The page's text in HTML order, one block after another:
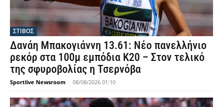
ΣΤΙΒΟΣ
Δανάη Μπακογιάννη 13.61: Νέο πανελλήνιο
ρεκόρ στα 100μ εμπόδια Κ20 – Στον τελικό
της σφυροβολίας η Τσερνόβα
Sportlive Newsroom - 08/08/2026 01:10